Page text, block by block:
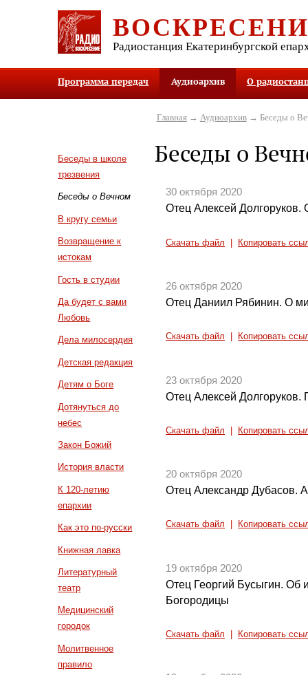
Радиостанция Екатеринбургской
Программа передач Аудиоархив О
Беседы в школе
трезвения
Беседы о Вечном
В кругу семьи
Возвращение к
истокам
Гость в студии
Да будет с вами
Любовь
Дела милосердия
Детская редакция
Детям о Боге
Дотянуться до
небес
Закон Божий
История власти
К 120-летию
епархии
Как это по-русски
Книжная лавка
Литературный
театр
Медицинский
городок
Молитвенное
правило
Главная→ Аудиоархив→ Беседы о
Беседы о
30 октября 2020
Отец Алексей Долгоруков.
Скачать файл Копировать
26 октября 2020
Отец Даниил Рябинин. О
Скачать файл Копировать
23 октября 2020
Отец Алексей Долгоруков.
Скачать файл Копировать
20 октября 2020
Отец Александр Дубасов.
Скачать файл Копировать
19 октября 2020
Отец Георгий Бусыгин. Об
Богородицы
Скачать файл Копировать